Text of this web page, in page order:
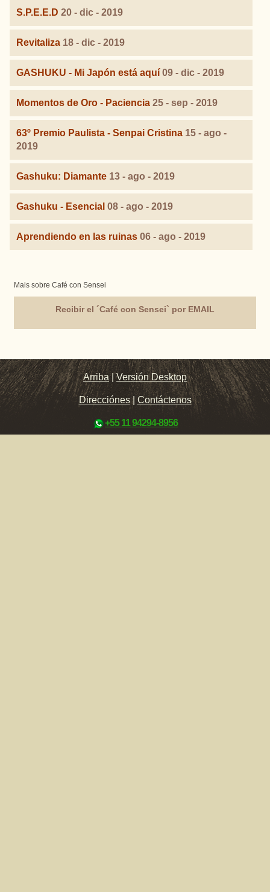
S.P.E.E.D 20 - dic - 2019
Revitaliza 18 - dic - 2019
GASHUKU - Mi Japón está aquí 09 - dic - 2019
Momentos de Oro - Paciencia 25 - sep - 2019
63º Premio Paulista - Senpai Cristina 15 - ago -
2019
Gashuku: Diamante 13 - ago - 2019
Gashuku - Esencial 08 - ago - 2019
Aprendiendo en las ruinas 06 - ago - 2019
Mais sobre Café con Sensei
Recibir el ´Café con Sensei` por EMAIL
Arriba |Versión Desktop
Direcciónes| Contáctenos
+55 11 94294-8956